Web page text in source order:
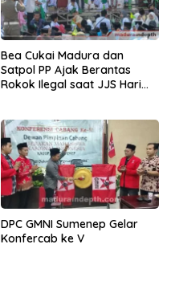
Bea Cukai Madura dan
Satpol PP Ajak Berantas
Rokok Ilegal saat JJS Hari
DPC GMNI Sumenep Gelar
Konfercab ke V